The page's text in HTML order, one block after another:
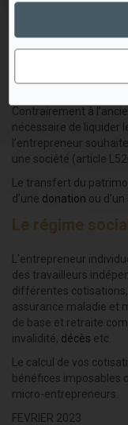
: ce
Est-il possible
professionnel à
Contrairement à
nécessaire de liquider
l’entrepreneur
une société (article
Le transfert du
d’une donation ou
Le régime
L’entrepreneur
des travailleurs
différentes
assurance maladie et
de base et retraite
invalidité, décès etc.
Le calcul de vos
bénéfices imposables
micro-entrepreneurs.
FEVRIER 2023